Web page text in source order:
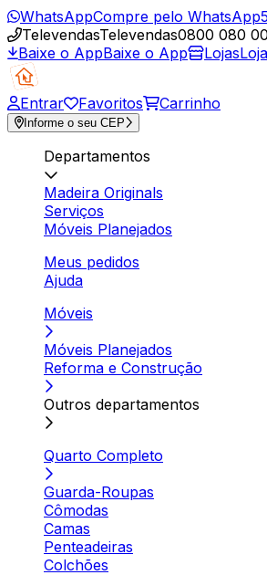
WhatsAppCompre pelo WhatsApp
TelevendasTelevendas0800 080
Baixe o AppBaixe o App Lojas
Entrar Favoritos Carrinho
Informe o seu CEP
Departamentos
Madeira Originals
Serviços
Móveis Planejados
Meus pedidos
Ajuda
Móveis
Móveis Planejados
Reforma e Construção
Outros departamentos
Quarto Completo
Guarda-Roupas
Cômodas
Camas
Penteadeiras
Colchões